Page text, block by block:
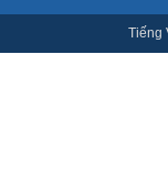
Tiếng